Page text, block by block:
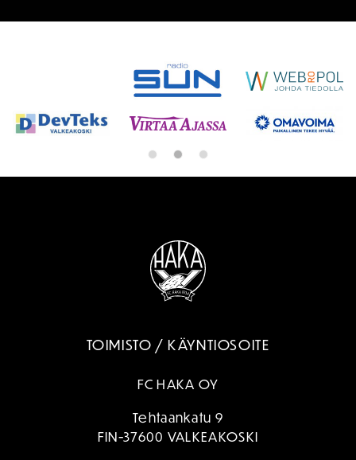
TOIMISTO / KÄYNTIOSOITE
FC HAKA OY
Tehtaankatu 9
FIN-37600 VALKEAKOSKI